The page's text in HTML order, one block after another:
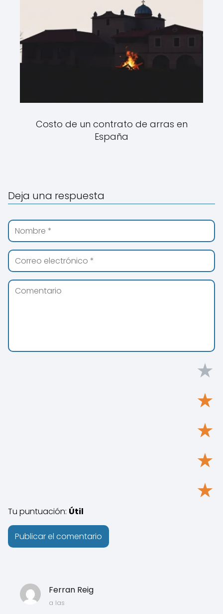
Costo de un contrato de arras en
España
Ferran Reig
a las
Deja una respuesta
★
★
★
★
★
Tu puntuación: Útil